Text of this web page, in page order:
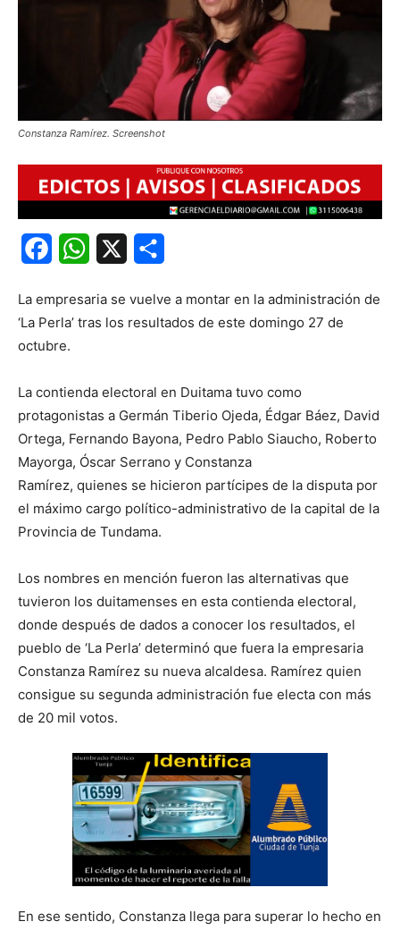
Constanza Ramírez. Screenshot
FacebookWhatsApp
La empresaria se vuelve a montar en la administración de
‘La Perla’ tras los resultados de este domingo 27 de
octubre.
La contienda electoral en Duitama tuvo como
protagonistas a Germán Tiberio Ojeda, Édgar Báez, David
Ortega, Fernando Bayona, Pedro Pablo Siaucho, Roberto
Mayorga, Óscar Serrano y Constanza
Ramírez, quienes se hicieron partícipes de la disputa por
el máximo cargo político-administrativo de la capital de la
Provincia de Tundama.
Los nombres en mención fueron las alternativas que
tuvieron los duitamenses en esta contienda electoral,
donde después de dados a conocer los resultados, el
pueblo de ‘La Perla’ determinó que fuera la empresaria
Constanza Ramírez su nueva alcaldesa. Ramírez quien
consigue su segunda administración fue electa con más
de 20 mil votos.
En ese sentido, Constanza llega para superar lo hecho en